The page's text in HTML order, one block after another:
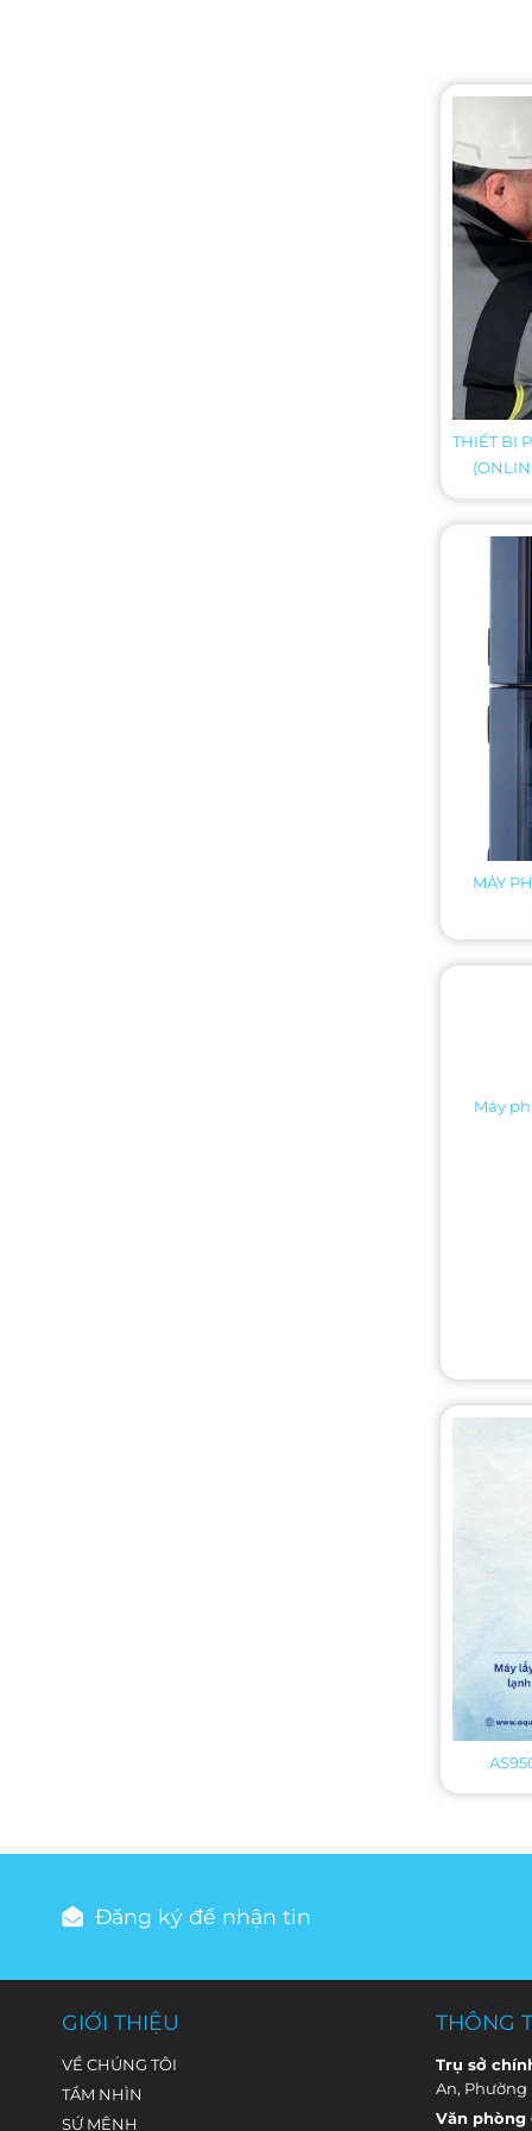
THIẾT BỊ
MÁY
Đăng ký để nhận tin
GIỚI THIỆU
VỀ CHÚNG TÔI
TẦM NHÌN
SỨ MỆNH
THÔNG
Trụ sở
An, Phường
Văn phòng